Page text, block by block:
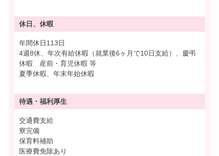
休日、休暇
年間休日113日
4週8休、年次有給休暇（就業後6ヶ月で10日支給）、慶弔
休暇 産前・育児休暇 等
夏季休暇、年末年始休暇
待遇・ 福利厚生
交通費支給
寮完備
保育料補助
医療費免除あり